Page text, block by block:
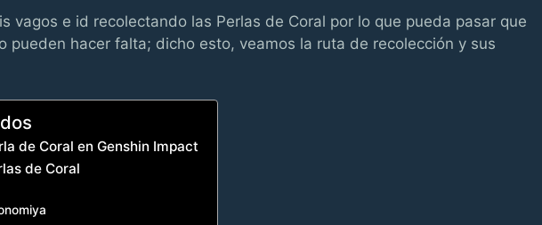
vagos e id recolectando las Perlas de Coral por lo que pueda pasar que
pueden hacer falta; dicho esto, veamos la ruta de recolección y sus
de Coral en Genshin Impact
de Coral